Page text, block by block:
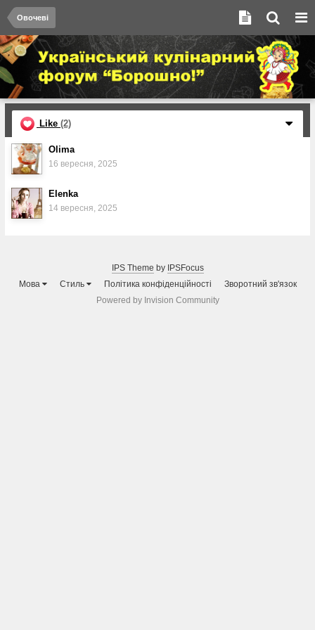
Овочеві
Like (2)
Olima
16 вересня, 2025
Elenka
14 вересня, 2025
IPS Theme by IPSFocus
Мова
Стиль Політика конфіденційності
Зворотний зв'язок
Powered by Invision Community